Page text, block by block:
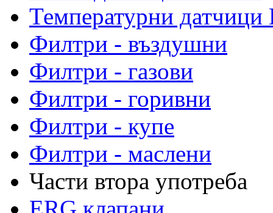
Температурни датчици
Филтри - въздушни
Филтри - газови
Филтри - горивни
Филтри - купе
Филтри - маслени
Части втора употреба